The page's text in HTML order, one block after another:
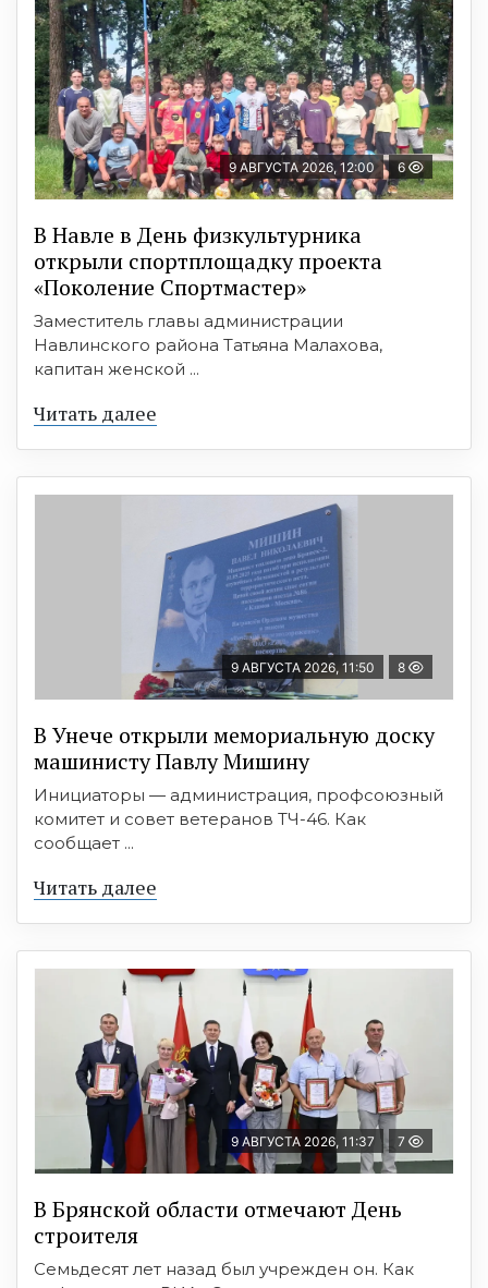
9 АВГУСТА 2026, 12:00 6
В Навле в День физкультурника
открыли спортплощадку проекта
«Поколение Спортмастер»
Заместитель главы администрации
Навлинского района Татьяна Малахова,
капитан женской ...
Читать далее
9 АВГУСТА 2026, 11:50 8
В Унече открыли мемориальную доску
машинисту Павлу Мишину
Инициаторы — администрация, профсоюзный
комитет и совет ветеранов ТЧ-46. Как
сообщает ...
Читать далее
9 АВГУСТА 2026, 11:37 7
В Брянской области отмечают День
строителя
Семьдесят лет назад был учрежден он. Как